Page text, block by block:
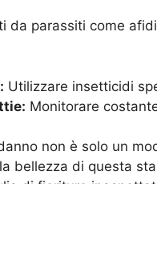
da parassiti come
Utilizzare insetticidi
Monitorare
non è solo un
bellezza di questa
di fioriture